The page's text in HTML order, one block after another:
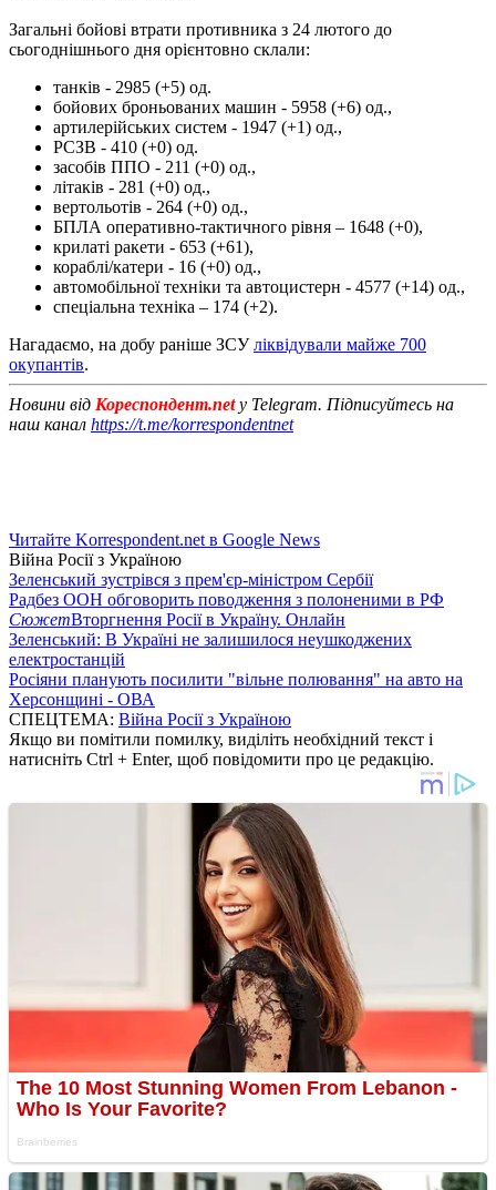
Загальні бойові втрати противника з 24 лютого до
сьогоднішнього дня орієнтовно склали:
танків - 2985 (+5) од.
бойових броньованих машин - 5958 (+6) од.,
артилерійських систем - 1947 (+1) од.,
РСЗВ - 410 (+0) од.
засобів ППО - 211 (+0) од.,
літаків - 281 (+0) од.,
вертольотів - 264 (+0) од.,
БПЛА оперативно-тактичного рівня – 1648 (+0),
крилаті ракети - 653 (+61),
кораблі/катери - 16 (+0) од.,
автомобільної техніки та автоцистерн - 4577 (+14) од.,
спеціальна техніка – 174 (+2).
Нагадаємо, на добу раніше ЗСУліквідували майже 700
окупантів.
Новини від Кореспондент.netу Telegram. Підписуйтесь на
наш канал https://t.me/korrespondentnet
Читайте Korrespondent.net в Google News
Війна Росії з Україною
Зеленський зустрівся з прем'єр-міністром Сербії
Радбез ООН обговорить поводження з полоненими в РФ
СюжетВторгнення Росії в Україну. Онлайн
Зеленський: В Україні не залишилося неушкоджених
електростанцій
Росіяни планують посилити "вільне полювання" на авто на
Херсонщині - ОВА
СПЕЦТЕМА: Війна Росії з Україною
Якщо ви помітили помилку, виділіть необхідний текст і
натисніть Ctrl + Enter, щоб повідомити про це редакцію.